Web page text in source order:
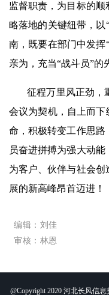
监督职责，为目标的
略落地的关键纽带，以
南，既要在部门中发挥
亲为，充当“战斗员”的
征程万里风正劲，
会议为契机，自上而下
命，积极转变工作思路
员奋进拼搏为强大动能
为客户、伙伴与社会
展的新高峰昂首迈进！
编辑：刘佳
审核：林恩
@Copyright 2020 河北长风信